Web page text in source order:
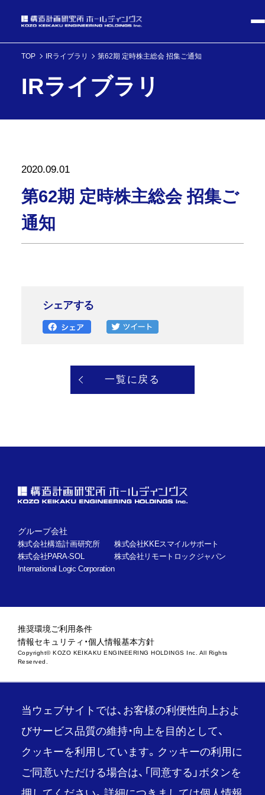
TOP IRライブラリ 第62期 定時株主総会 招集ご通知
IRライブラリ
2020.09.01
第62期 定時株主総会 招集ご
通知
シェアする
一覧に戻る
グループ会社
株式会社構造計画研究所
株式会社KKEスマイルサポート
株式会社PARA-SOL
株式会社リモートロックジャパン
International Logic Corporation
推奨環境ご利用条件
情報セキュリティ・個人情報基本方針
Copyright© KOZO KEIKAKU ENGINEERING HOLDINGS Inc. All Rights
Reserved.
当ウェブサイトでは、お客様の利便性向上およ
びサービス品質の維持・向上を目的として、
クッキーを利用しています。クッキーの利用に
ご同意いただける場合は、「同意する」ボタンを